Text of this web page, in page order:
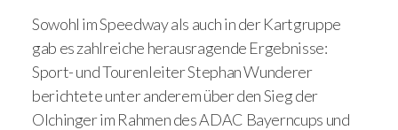
Sowohl im Speedway als auch in der Kartgruppe
gab es zahlreiche herausragende Ergebnisse:
Sport- und Tourenleiter Stephan Wunderer
berichtete unter anderem über den Sieg der
Olchinger im Rahmen des ADAC Bayerncups und